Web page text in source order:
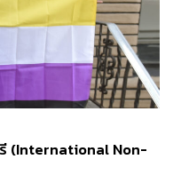
รี (International Non-